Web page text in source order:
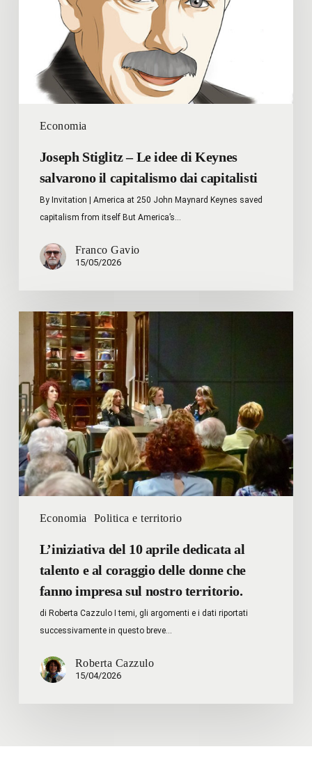
Economia
salvarono
capitalismo
Joseph Stiglitz – Le idee di Keynes
salvarono il capitalismo dai capitalisti
By Invitation | America at 250 John Maynard Keynes saved
capitalism from itself But America’s…
Franco Gavio
15/05/2026
Economia Politica e territorio
L’iniziativa
dedicata
al
talento
e
al
coraggio
delle
fanno
impresa
nostro
territorio.
L’iniziativa del 10 aprile dedicata al
talento e al coraggio delle donne che
fanno impresa sul nostro territorio.
di Roberta Cazzulo I temi, gli argomenti e i dati riportati
successivamente in questo breve…
Roberta Cazzulo
15/04/2026